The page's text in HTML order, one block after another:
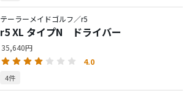
テーラーメイドゴルフ／r5
r5 XL タイプN ドライバー
35,640円
4.0
4件